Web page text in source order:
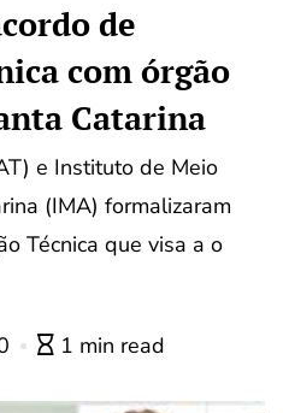
de
com órgão
Catarina
e Instituto de Meio
(IMA) formalizaram
Técnica que visa a o
1 min read